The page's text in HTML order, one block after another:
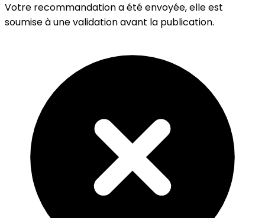
Votre recommandation a été envoyée, elle est
soumise à une validation avant la publication.